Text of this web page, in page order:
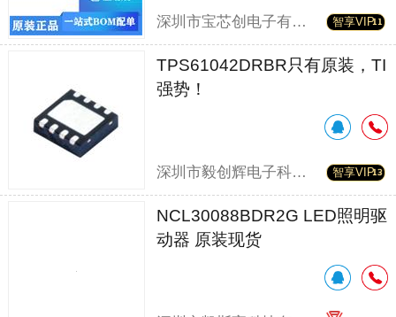
深圳市宝芯创电子有限公司 智享VIP
TPS61042DRBR只有原装，TI
强势！
深圳市毅创辉电子科技有限公司 智享VIP
NCL30088BDR2G LED照明驱
动器 原装现货